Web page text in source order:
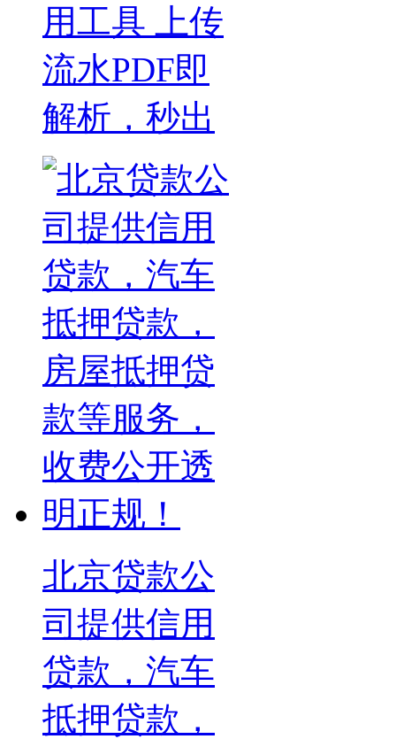
用工具 上传
流水PDF即
解析，秒出
北京贷款公
司提供信用
贷款，汽车
抵押贷款，